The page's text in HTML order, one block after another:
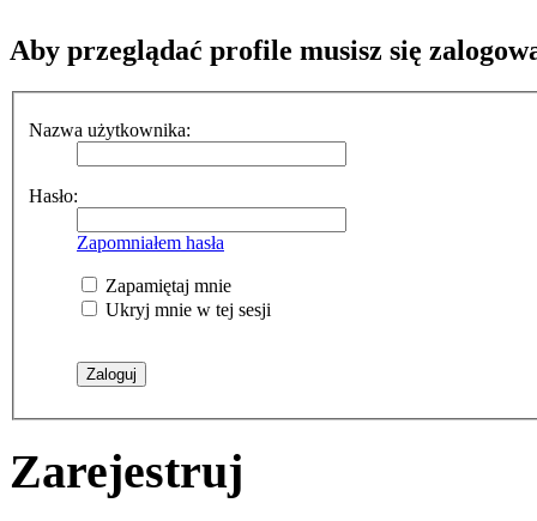
Aby przeglądać profile musisz się
Nazwa użytkownika:
Hasło:
Zapomniałem hasła
Zapamiętaj mnie
Ukryj mnie w tej sesji
Zarejestruj